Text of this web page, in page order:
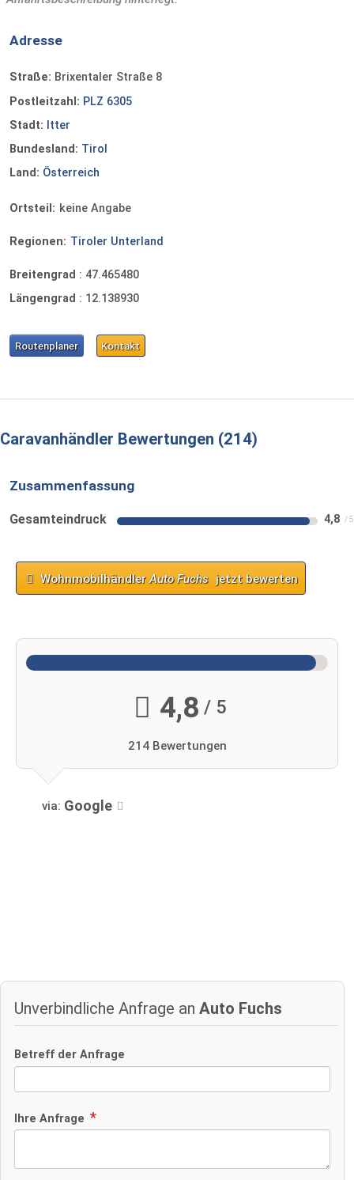
Adresse
Straße: Brixentaler Straße 8
Postleitzahl: PLZ 6305
Stadt: Itter
Bundesland: Tirol
Land: Österreich
Ortsteil: keine Angabe
Regionen: Tiroler Unterland
Breitengrad : 47.465480
Längengrad : 12.138930
Routenplaner Kontakt
Caravanhändler Bewertungen 214
Zusammenfassung
Gesamteindruck 4,8
WohnmobilhändlerAuto Fuchs jetzt bewerten
4,8 / 5
214 Bewertungen
via: Google
Unverbindliche Anfrage an Auto Fuchs
Betreff der Anfrage
Ihre Anfrage